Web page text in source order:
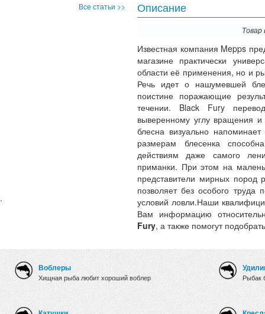
Все статьи >>
.
Описание
Товар
Известная компания Mepps
магазине практически
области её применения, но и
Речь идет о нашумевшей
поистине поражающие
течении. Black Fury
выверенному углу вращения
блесна визуально
размерам блесенка
действиям даже самого
приманки. При этом на
представители мирных пород
позволяет без особого труда
условий ловли.Наши
Вам информацию
Fury, а также помогут
Воблеры
Хищная рыба любит хороший воблер Рыбак